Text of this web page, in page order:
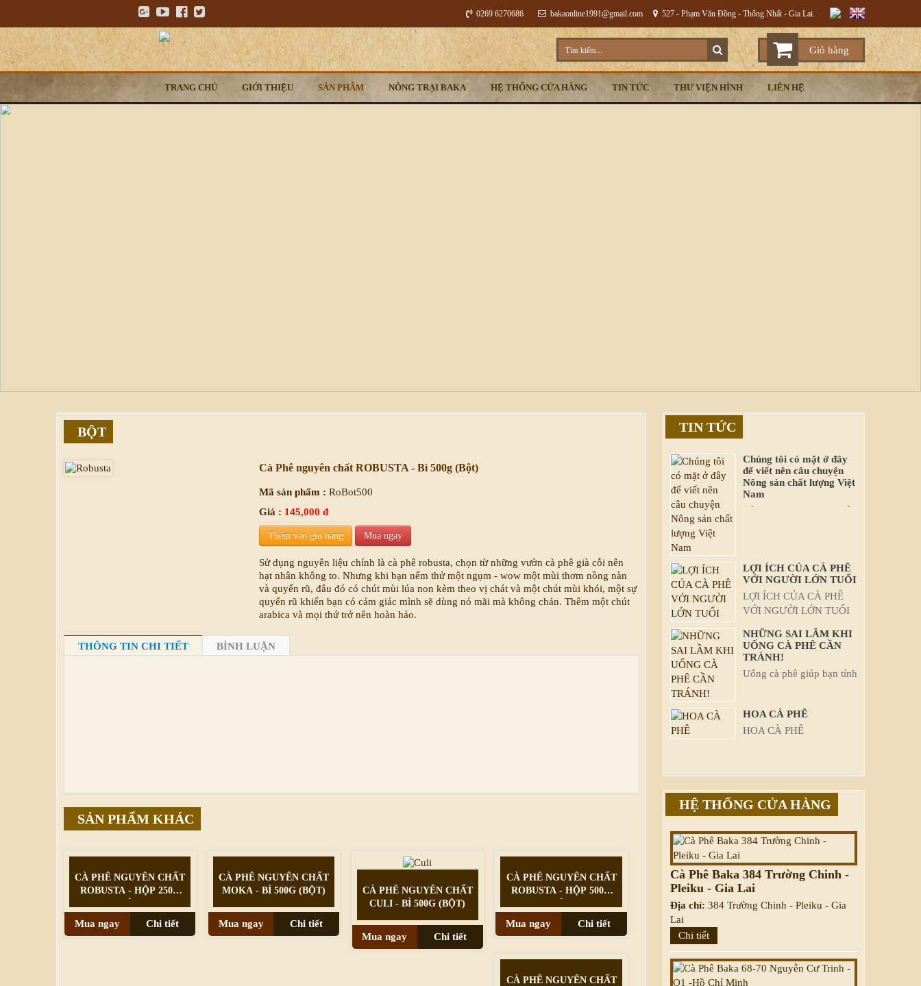
0269 6270686 bakaonline1991@gmail.com 527 - Phạm Văn Đồng - Thống Nhất - Gia Lai.
Giỏ hàng
TRANG CHỦ GIỚI THIỆU SẢN PHẨM NÔNG TRẠI BAKA HỆ THỐNG CỬA HÀNG TIN TỨC THƯ VIỆN HÌNH LIÊN HỆ
BỘT
Cà Phê nguyên chất ROBUSTA - Bì 500g (Bột)
Mã sản phẩm : RoBot500
Giá : 145,000 đ
Thêm vào gio hàng Mua ngay
Sử dụng nguyên liệu chính là cà phê robusta, chọn từ những vườn cà phê già cỗi nên
hạt nhân không to. Nhưng khi bạn nếm thử một ngụm - wow một mùi thơm nồng nàn
và quyến rũ, đâu đó có chút mùi lúa non kèm theo vị chát và một chút mùi khói, một sự
quyến rũ khiến bạn có cảm giác mình sẽ dùng nó mãi mà không chán. Thêm một chút
arabica và mọi thứ trở nên hoàn hảo.
THÔNG TIN CHI TIẾT BÌNH LUẬN
SẢN PHẨM KHÁC
CÀ PHÊ NGUYÊN CHẤT
ROBUSTA - HỘP 250G
Mua ngay Chi tiết
CÀ PHÊ NGUYÊN CHẤT
MOKA - BÌ 500G (BỘT)
Mua ngay Chi tiết
CÀ PHÊ NGUYÊN CHẤT
CULI - BÌ 500G (BỘT)
Mua ngay Chi tiết
CÀ PHÊ NGUYÊN CHẤT
ROBUSTA - HỘP 500G
Mua ngay Chi tiết
CÀ PHÊ NGUYÊN CHẤT
TIN TỨC
Chúng tôi có mặt ở đây
để viết nên câu chuyện
Nông sản chất lượng Việt
Nam
Công ty TNHH Baka: Nỗ
LỢI ÍCH CỦA CÀ PHÊ
VỚI NGƯỜI LỚN TUỔI
LỢI ÍCH CỦA CÀ PHÊ
VỚI NGƯỜI LỚN TUỔI
NHỮNG SAI LẦM KHI
UỐNG CÀ PHÊ CẦN
TRÁNH!
Uống cà phê giúp bạn tỉnh
mới. Tuy nhiên, nếu bạn
...
HOA CÀ PHÊ
HOA CÀ PHÊ
HỆ THỐNG CỬA HÀNG
Cà Phê Baka 384 Trường Chinh -
Pleiku - Gia Lai
Địa chỉ: 384 Trường Chinh - Pleiku - Gia
Lai
Chi tiết